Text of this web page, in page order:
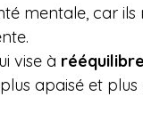
mentale, car
vise à
apaisé et